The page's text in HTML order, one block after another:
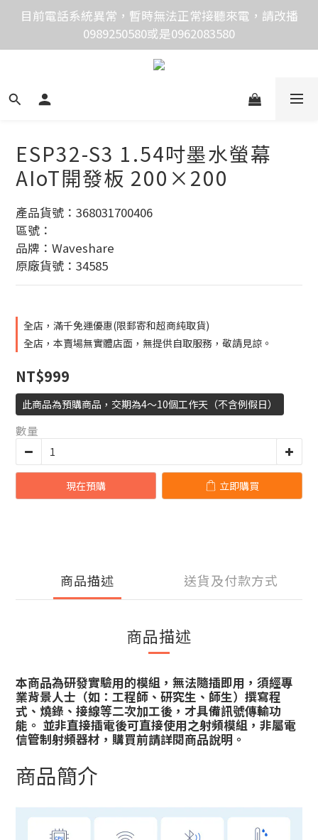
價格均含稅，下單享優惠！歡迎大量採購，由專人提供
專案報價。
0989250580或是0962083580
價格均含稅，下單享優惠！歡迎大量採購，由專人提供
專案報價。
ESP32-S3 1.54吋墨水螢幕
AIoT開發板 200×200
產品貨號：368031700406
區號：
品牌：Waveshare
原廠貨號：34585
全店，滿千免運優惠(限郵寄和超商純取貨)
全店，本賣場無實體店面，無提供自取服務，敬請見諒。
NT$999
此商品為預購商品，交期為4～10個工作天（不含例假日）
數量
現在預購 立即購買
商品描述 送貨及付款方式
商品描述
本商品為研發實驗用的模組，無法隨插即用，須經專
業背景人士（如：工程師、研究生、師生）撰寫程
式、燒錄、接線等二次加工後，才具備訊號傳輸功
能。 並非直接插電後可直接使用之射頻模組，非屬電
信管制射頻器材，購買前請詳閱商品說明。
商品簡介